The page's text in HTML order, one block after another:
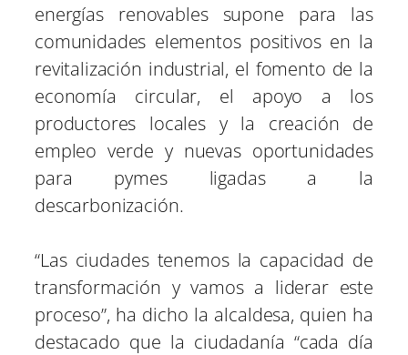
energías renovables supone para las
comunidades elementos positivos en la
revitalización industrial, el fomento de la
economía circular, el apoyo a los
productores locales y la creación de
empleo verde y nuevas oportunidades
para pymes ligadas a la
descarbonización.
“Las ciudades tenemos la capacidad de
transformación y vamos a liderar este
proceso”, ha dicho la alcaldesa, quien ha
destacado que la ciudadanía “cada día